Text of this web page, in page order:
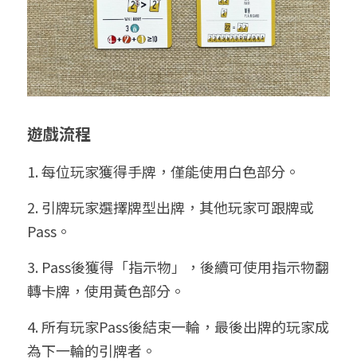
遊戲流程
1. 每位玩家獲得手牌，僅能使用白色部分。
2. 引牌玩家選擇牌型出牌，其他玩家可跟牌或
Pass。
3. Pass後獲得「指示物」，後續可使用指示物翻
轉卡牌，使用黃色部分。
4. 所有玩家Pass後結束一輪，最後出牌的玩家成
為下一輪的引牌者。